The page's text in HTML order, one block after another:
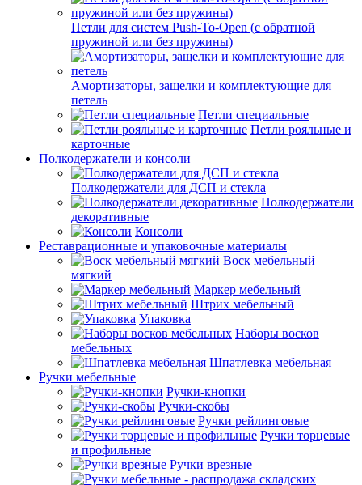
Петли для систем Push-To-Open (с обратной
пружиной или без пружины)
Амортизаторы, защелки и комплектующие для
петель
Петли специальные
Петли рояльные и
карточные
Полкодержатели и консоли
Полкодержатели для ДСП и стекла
Полкодержатели
декоративные
Консоли
Реставрационные и упаковочные материалы
Воск мебельный
мягкий
Маркер мебельный
Штрих мебельный
Упаковка
Наборы восков
мебельных
Шпатлевка мебельная
Ручки мебельные
Ручки-кнопки
Ручки-скобы
Ручки рейлинговые
Ручки торцевые
и профильные
Ручки врезные